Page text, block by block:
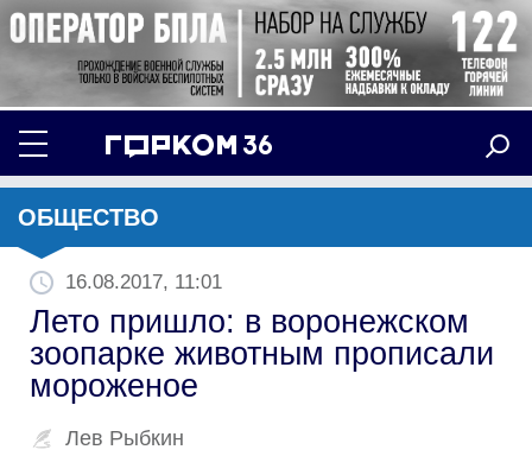
ОБЩЕСТВО
16.08.2017, 11:01
Лето пришло: в воронежском
зоопарке животным прописали
мороженое
Лев Рыбкин